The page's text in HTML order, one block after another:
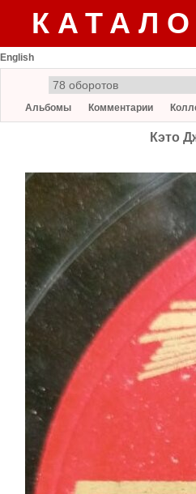
English
Альбомы Комментарии
Кэто